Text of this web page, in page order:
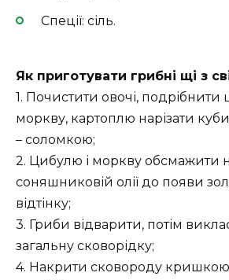
Спеції: сіль.
Як приготувати грибні щі з
1. Почистити овочі, подрібнити
моркву, картоплю нарізати
– соломкою;
2. Цибулю і моркву обсмажити
соняшниковій олії до появи
відтінку;
3. Гриби відварити, потім
загальну сковорідку;
4. Накрити сковороду кришкою